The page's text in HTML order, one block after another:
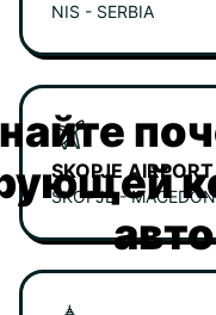
NIS - SERBIA
SKOPJE AIRPORT
SKOPJE -